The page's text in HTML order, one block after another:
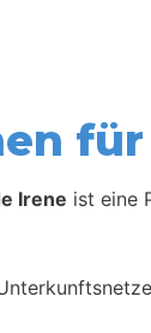
Irene ist eine